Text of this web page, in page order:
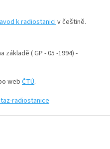
k radiostaniciv češtině.
základě ( GP - 05 -1994) -
webČTÚ.
radiostanice